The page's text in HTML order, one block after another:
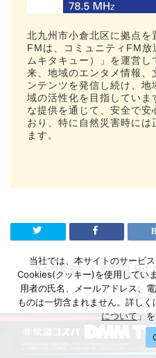
北九州市小倉北区に拠点を
FMは、コミュニティFM
ムキタキュー）」を運営
来、地域のエンタメ情報、
ンテンツを発信し続け、
域の活性化を目指していま
な提供を通じて、安全で安
おり、特に自然災害時に
ます。
2025年｜曜日別
ま
横にスクロールできます
当社では、本サイトのサービ
Cookies(クッキー)を使用してい
用者の氏名、メールアドレス、
ものは一切含まれません。詳しく
について 」